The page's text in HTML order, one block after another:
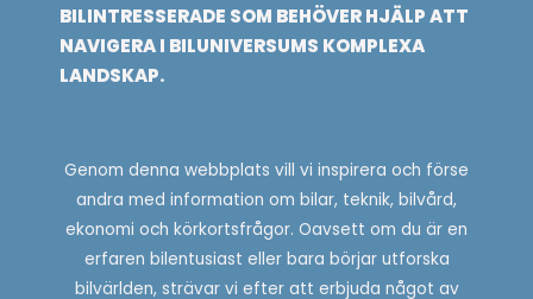
BILINTRESSERADE SOM BEHÖVER HJÄLP ATT
NAVIGERA I BILUNIVERSUMS KOMPLEXA
LANDSKAP.
Genom denna webbplats vill vi inspirera och förse
andra med information om bilar, teknik, bilvård,
ekonomi och körkortsfrågor. Oavsett om du är en
erfaren bilentusiast eller bara börjar utforska
bilvärlden, strävar vi efter att erbjuda något av